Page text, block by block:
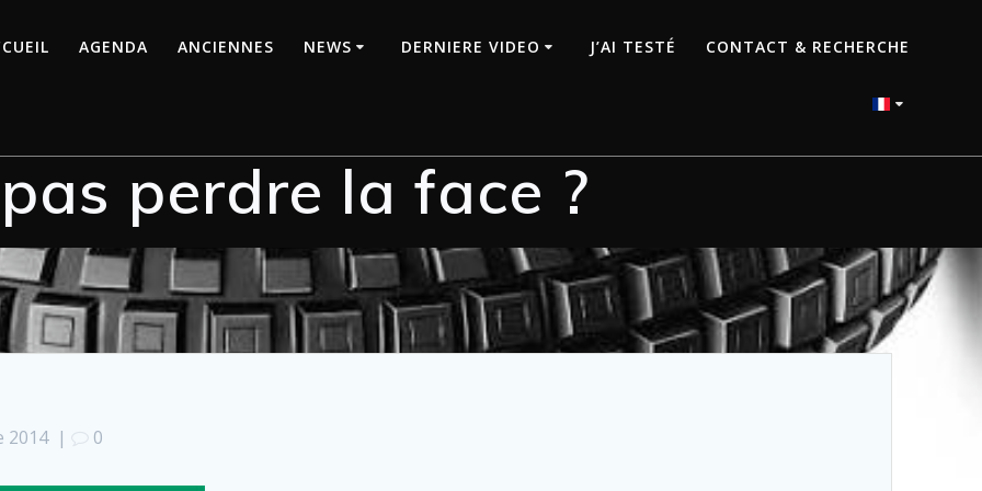
AGENDA ANCIENNES NEWS DERNIERE VIDEO J’AI TESTÉ CONTACT & RECHERCHE
perdre la face ?
2014| 0